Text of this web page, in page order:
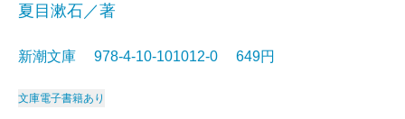
夏目漱石／著
新潮文庫 978-4-10-101012-0 649円
文庫電子書籍あり